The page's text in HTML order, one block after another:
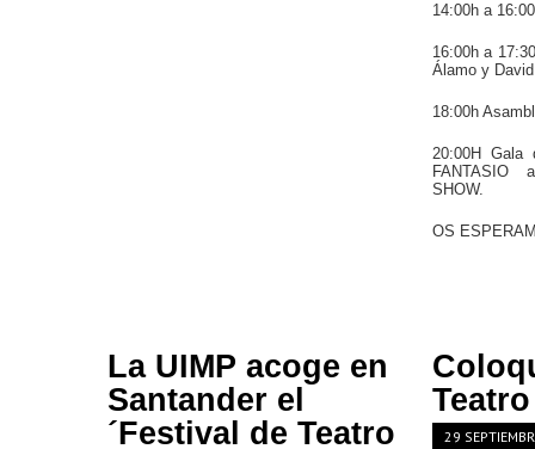
14:00h a
16:00h a
Álamo y
18:00h
20:00H Gala
FANTASIO
SHOW.
OS
La UIMP acoge en
Santander el
´Festival de Teatro
29